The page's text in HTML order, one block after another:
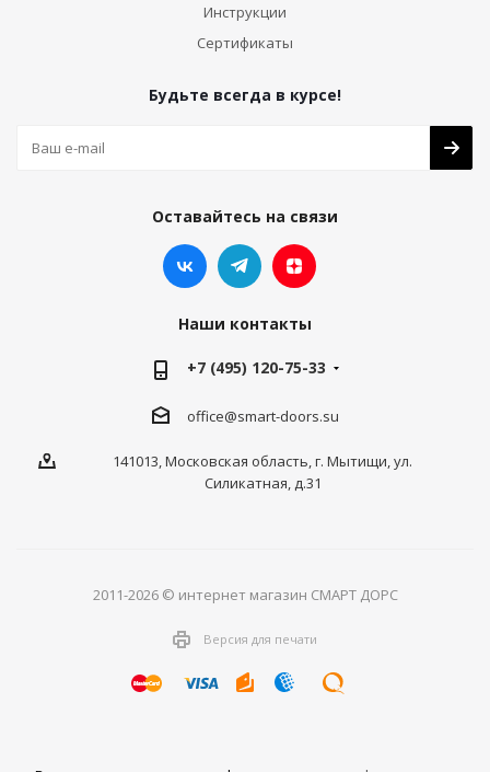
Инструкции
Сертификаты
Будьте всегда в курсе!
Оставайтесь на связи
Наши контакты
+7 (495) 120-75-33
office@smart-doors.su
141013, Московская область, г. Мытищи, ул.
Силикатная, д.31
2011-2026 © интернет магазин СМАРТ ДОРС
Версия для печати